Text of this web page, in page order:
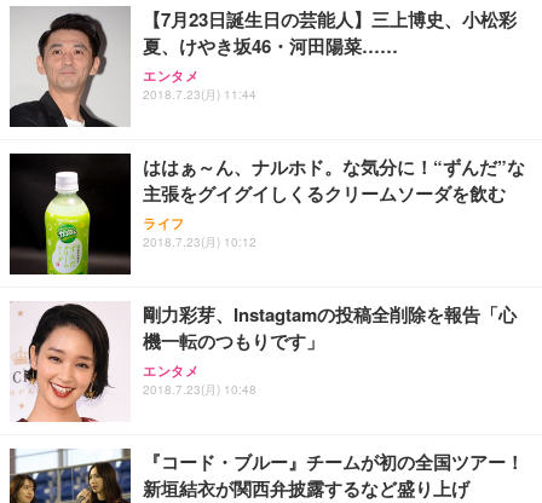
務用 おしゃれ パソコンチェア (ホワイト)
ANDWINT オフィスチェア デスクチェア 肘なし メ
ッシュ 通気性 ランバーサポート付き 腰サポート ガ
ス圧無段階昇降 360度回転 キャスター付き コンパク
【MiniLED/24.5inch/280Hz/FHD】GRAPHT THE S
HOOTER Gaming Monitor 24” Essential ゲーミン
グモニター QD 24.5インチ 1ms FHD 量子ドット 残
アイリスオーヤマ ペットシーツ 超厚型 お徳用 レギ
ュラー 200枚入【Amazon.co.jp限定】
【7月23日誕生日の芸能人】三上博史、小松彩
夏、けやき坂46・河田陽菜……
エンタメ
2018.7.23(月) 11:44
ははぁ～ん、ナルホド。な気分に！“ずんだ”な
主張をグイグイしくるクリームソーダを飲む
ライフ
2018.7.23(月) 10:12
剛力彩芽、Instagtamの投稿全削除を報告「心
機一転のつもりです」
エンタメ
2018.7.23(月) 10:48
『コード・ブルー』チームが初の全国ツアー！
新垣結衣が関西弁披露するなど盛り上げ